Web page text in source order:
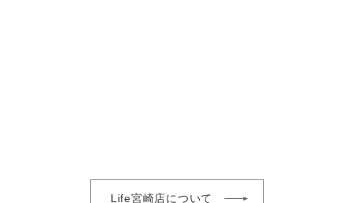
Life宮崎店について